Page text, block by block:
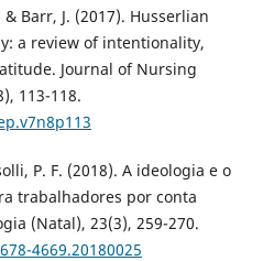
Barr, J. (2017). Husserlian
a review of intentionality,
Journal of Nursing
113-118.
P. F. (2018). A ideologia e o
trabalhadores por conta
(Natal), 23(3), 259-270.
4669.20180025